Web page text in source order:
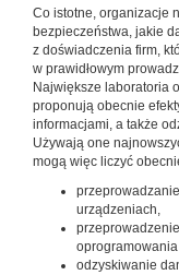
Co istotne, organizacje
bezpieczeństwa, jakie
z doświadczenia firm,
w prawidłowym
Największe laboratoria
proponują obecnie
informacjami, a także
Używają one
mogą więc liczyć
urządzeniach,
odzyskiwanie